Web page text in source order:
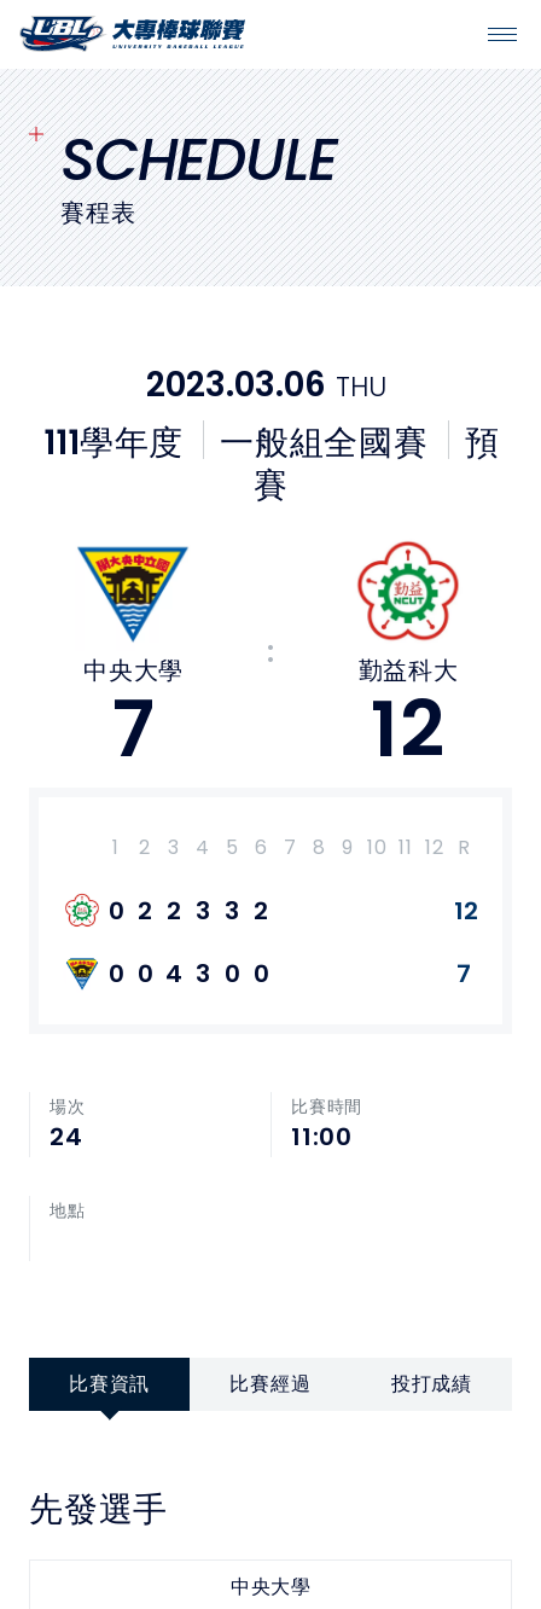
SITEMAP
首頁
球隊戰績
賽程表
比賽場地
媒體文章
聯絡我們
隱私權政策
網站使用條款
LINK
SCHEDULE
賽程表
2023.03.06 THU
111學年度 一般組全國賽
預
賽
中央大學
7
: 勤益科大
12
1 2 3 4 5 6 7 8 9 10 11 12 R
0 2 2 3 3 2 12
0 0 4 3 0 0 7
場次
24
比賽時間
11:00
地點
比賽資訊 比賽經過 投打成績
先發選手
中央大學